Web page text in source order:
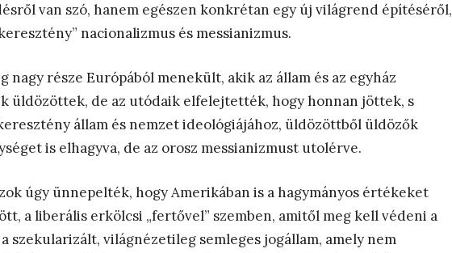
van szó, hanem egészen konkrétan egy új világrend építéséről,
nacionalizmus és messianizmus.
nagy része Európából menekült, akik az állam és az egyház
üldözöttek, de az utódaik elfelejtették, hogy honnan jöttek, s
állam és nemzet ideológiájához, üldözöttből üldözők
is elhagyva, de az orosz messianizmust utolérve.
úgy ünnepelték, hogy Amerikában is a hagymányos értékeket
a liberális erkölcsi „fertővel” szemben, amitől meg kell védeni a
szekularizált, világnézetileg semleges jogállam, amely nem